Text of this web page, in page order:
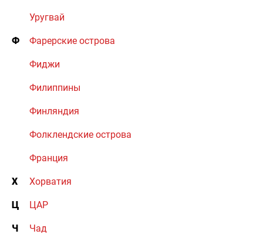
Уругвай
Ф Фарерские острова
Фиджи
Филиппины
Финляндия
Фолклендские острова
Франция
Х Хорватия
Ц ЦАР
Ч Чад